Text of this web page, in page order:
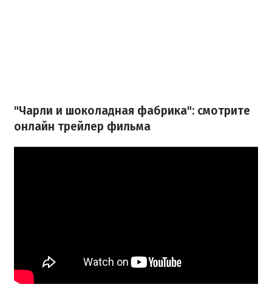
"Чарли и шоколадная фабрика": смотрите
онлайн трейлер фильма